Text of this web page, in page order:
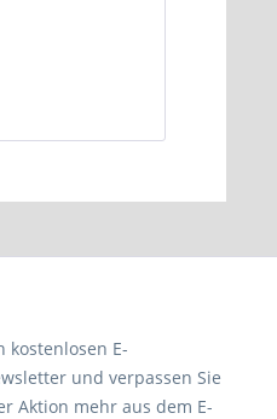
kostenlosen E-
und verpassen Sie
Aktion mehr aus dem E-